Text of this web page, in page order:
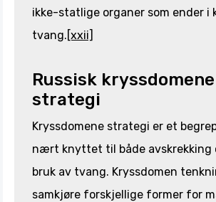
ikke-statlige organer som ender i
tvang.[xxii]
Russisk kryssdomene
strategi
Kryssdomene strategi er et
nært knyttet til både avskrekking
bruk av tvang. Kryssdomen
samkjøre forskjellige former for